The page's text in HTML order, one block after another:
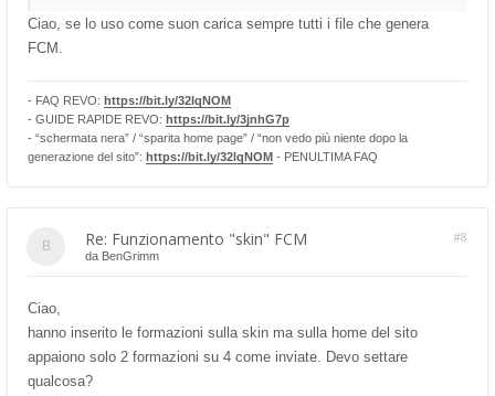
Ciao, se lo uso come suon carica sempre tutti i file che genera
FCM.
- FAQ REVO: https://bit.ly/32lqNOM
- GUIDE RAPIDE REVO: https://bit.ly/3jnhG7p
- “schermata nera” / “sparita home page” / “non vedo più niente dopo la
generazione del sito”: https://bit.ly/32lqNOM - PENULTIMA FAQ
Re: Funzionamento "skin" FCM #8
da BenGrimm
Ciao,
hanno inserito le formazioni sulla skin ma sulla home del sito
appaiono solo 2 formazioni su 4 come inviate. Devo settare
qualcosa?